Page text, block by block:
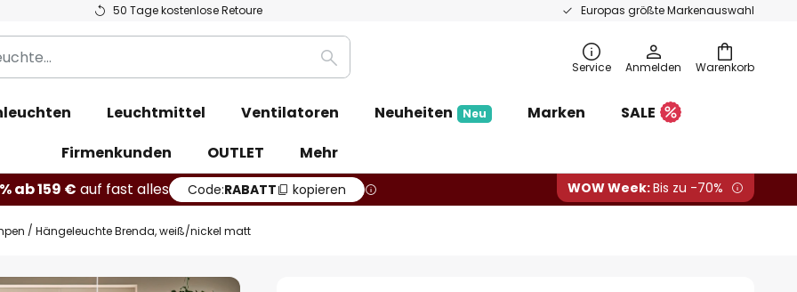
50 Tage kostenlose Retoure Europas größte Markenauswahl
Warenkorb
Suche Service Anmelden
Leuchtmittel Ventilatoren Neuheiten Neu Marken
SALE
Firmenkunden
OUTLET
Mehr
ab 159 € auf fast alles Code:RABATT kopieren WOW Week:Bis zu -70%
Hängeleuchte Brenda, weiß/nickel matt